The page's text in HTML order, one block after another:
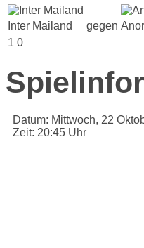
Inter Mailand gegen
1 0
Datum: Mittwoch, 22
Zeit: 20:45 Uhr